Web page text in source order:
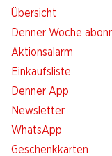
Übersicht
Denner Woche
Aktionsalarm
Einkaufsliste
Denner App
Newsletter
WhatsApp
Geschenkkarten